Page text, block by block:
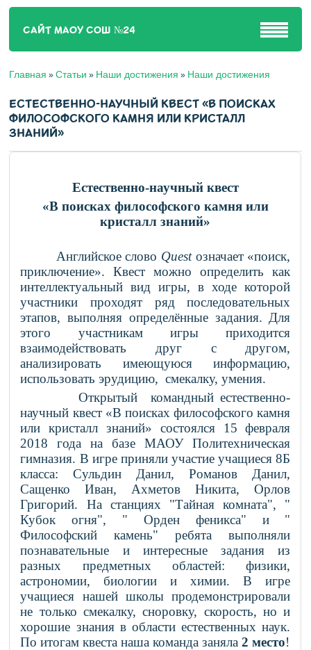
САЙТ МАОУ СОШ №24
Главная »Статьи » Наши достижения » Наши достижения
ЕСТЕСТВЕННО-НАУЧНЫЙ КВЕСТ «В ПОИСКАХ
ФИЛОСОФСКОГО КАМНЯ ИЛИ КРИСТАЛЛ
ЗНАНИЙ»
Естественно-научныйквест
«В поисках философского камня или
кристалл знаний»
Английскоеслово Questозначает «поиск,
приключение».Квест можно определить как
интеллектуальный вид игры, в ходе которой
участники проходят ряд последовательных
этапов, выполняя определённые задания. Для
этого участникам игры приходится
взаимодействовать друг с другом,
анализировать имеющуюся информацию,
использовать эрудицию,смекалку, умения.
Открытый командный естественно-
научный квест «В поисках философского камня
или кристалл знаний» состоялся 15 февраля
2018 года на базе МАОУ Политехническая
гимназия. В игре приняли участие учащиеся 8Б
класса: Сульдин Данил, Романов Данил,
Сащенко Иван, Ахметов Никита, Орлов
Григорий. На станциях "Тайная комната", "
Кубок огня", " Орден феникса" и "
Философский камень" ребята выполняли
познавательные и интересные заданияиз
разных предметных областей:физики,
астрономии, биологии и химии. В игре
учащиеся нашей школы продемонстрировали
не только смекалку, сноровку, скорость, но и
хорошие знания в области естественных наук.
По итогам квеста наша команда заняла2 место!